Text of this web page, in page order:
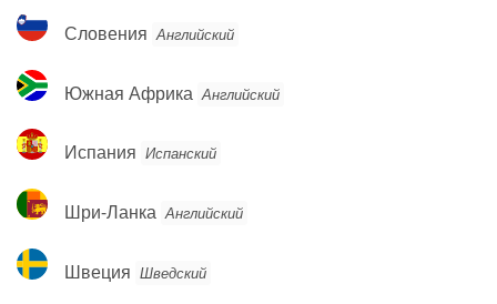
Словения
Словения Английский
Южная
Африка
Южная Африка Английский
Испания
Испания Испанский
Шри-
Ланка
Шри-Ланка Английский
Швеция
Швеция Шведский